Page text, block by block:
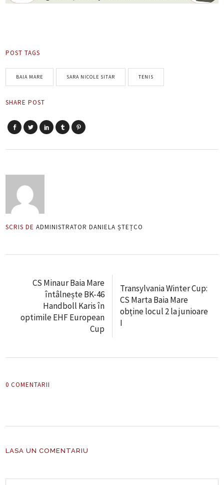
POST TAGS
BAIA MARE SARA NICOLE SITAR TENIS
SHARE POST
SCRIS DE ADMINISTRATOR DANIELA ȘTEȚCO
CS Minaur Baia Mare
întâlnește BK-46
Handboll Karis în
optimile EHF European
Cup
Transylvania Winter Cup:
CS Marta Baia Mare
obține locul 2 la junioare
I
0 COMENTARII
LASA UN COMENTARIU